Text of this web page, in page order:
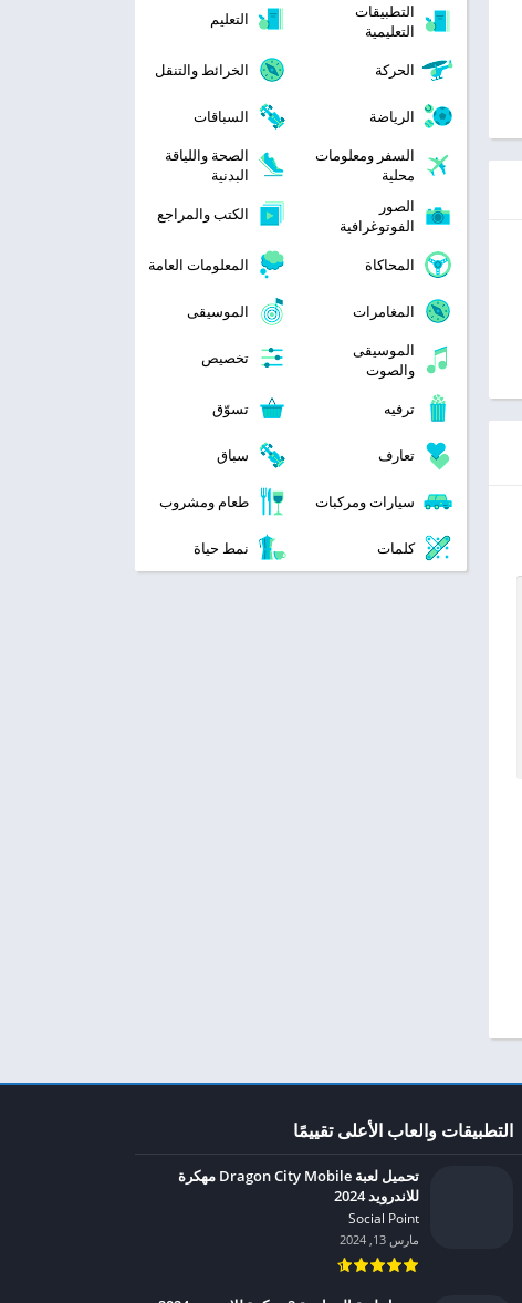
التطبيقات
التعليمية
التعليم
الحركة الخرائط والتنقل
الرياضة
السباقات
السفر ومعلومات
محلية
الصحة واللياقة
البدنية
الصور
الفوتوغرافية
الكتب والمراجع
المحاكاة المعلومات العامة
المغامرات
الموسيقى
الموسيقى
والصوت
تخصيص
ترفيه تسوّق
تعارف سباق
سيارات ومركبات طعام ومشروب
كلمات نمط حياة
التطبيقات والعاب الأعلى تقييمًا
تحميل لعبة Dragon City Mobile مهكرة
للاندرويد 2024
Social Point‏
مارس 13, 2024